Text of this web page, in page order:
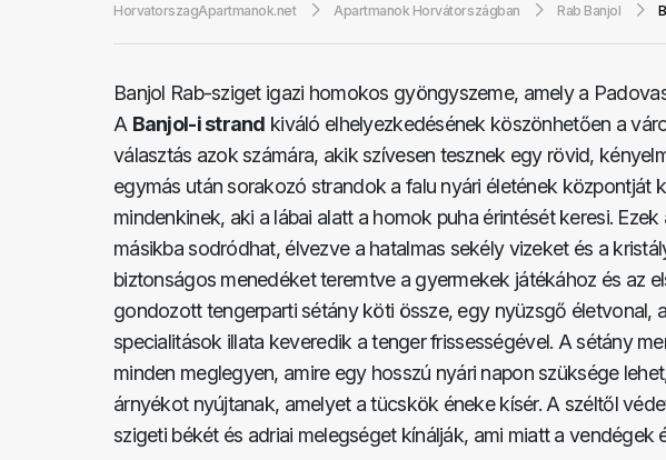
HorvatorszagApartmanok.net Apartmanok Horvátországban Rab Banjol
Banjol Rab-sziget igazi homokos gyöngyszeme, amely a
A Banjol-i strand kiváló elhelyezkedésének köszönhetően a
választás azok számára, akik szívesen tesznek egy rövid,
egymás után sorakozó strandok a falu nyári életének központját
mindenkinek, aki a lábai alatt a homok puha érintését keresi.
másikba sodródhat, élvezve a hatalmas sekély vizeket és a
biztonságos menedéket teremtve a gyermekek játékához és az
gondozott tengerparti sétány köti össze, egy nyüzsgő életvonal,
specialitások illata keveredik a tenger frissességével. A sétány
minden meglegyen, amire egy hosszú nyári napon szüksége
árnyékot nyújtanak, amelyet a tücskök éneke kísér. A széltől
szigeti békét és adriai melegséget kínálják, ami miatt a vendégek